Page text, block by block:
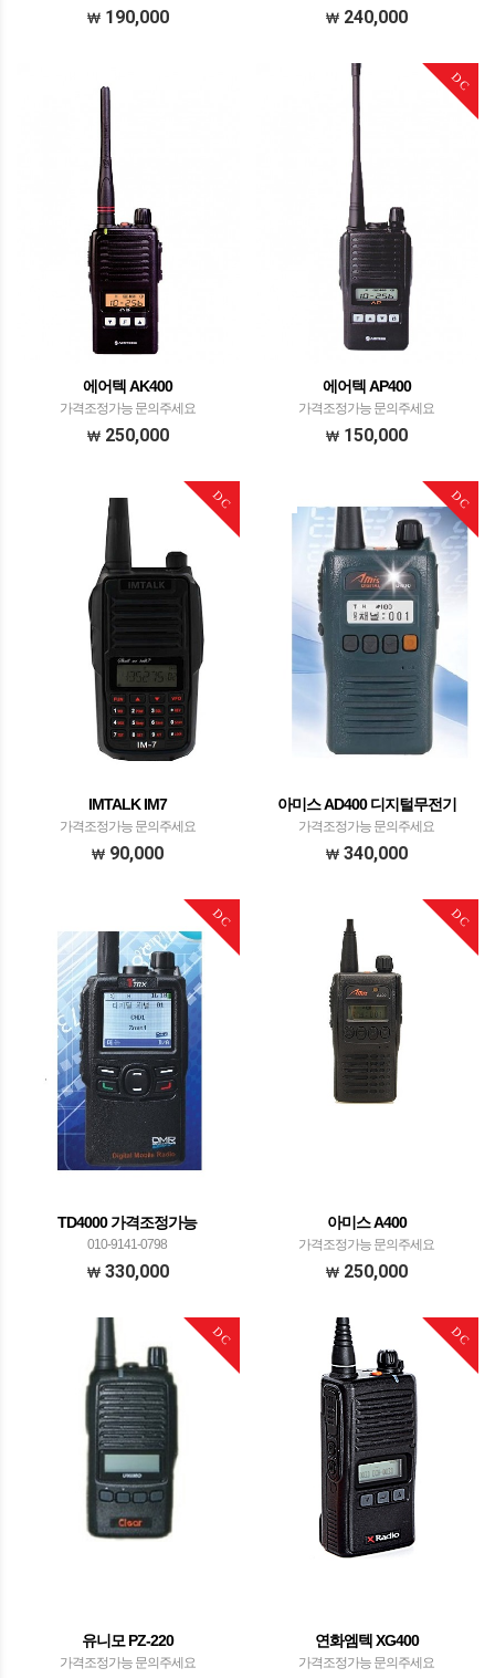
190,000 240,000
에어텍 AK400
가격조정가능 문의주세요
250,000
DC
에어텍 AP400
가격조정가능 문의주세요
150,000
DC
IMTALK IM7
가격조정가능 문의주세요
90,000
DC
아미스 AD400 디지털무전기
가격조정가능 문의주세요
340,000
DC
TD4000 가격조정가능
010-9141-0798
330,000
DC
아미스 A400
가격조정가능 문의주세요
250,000
DC
유니모 PZ-220
가격조정가능 문의주세요
DC
연화엠텍 XG400
가격조정가능 문의주세요